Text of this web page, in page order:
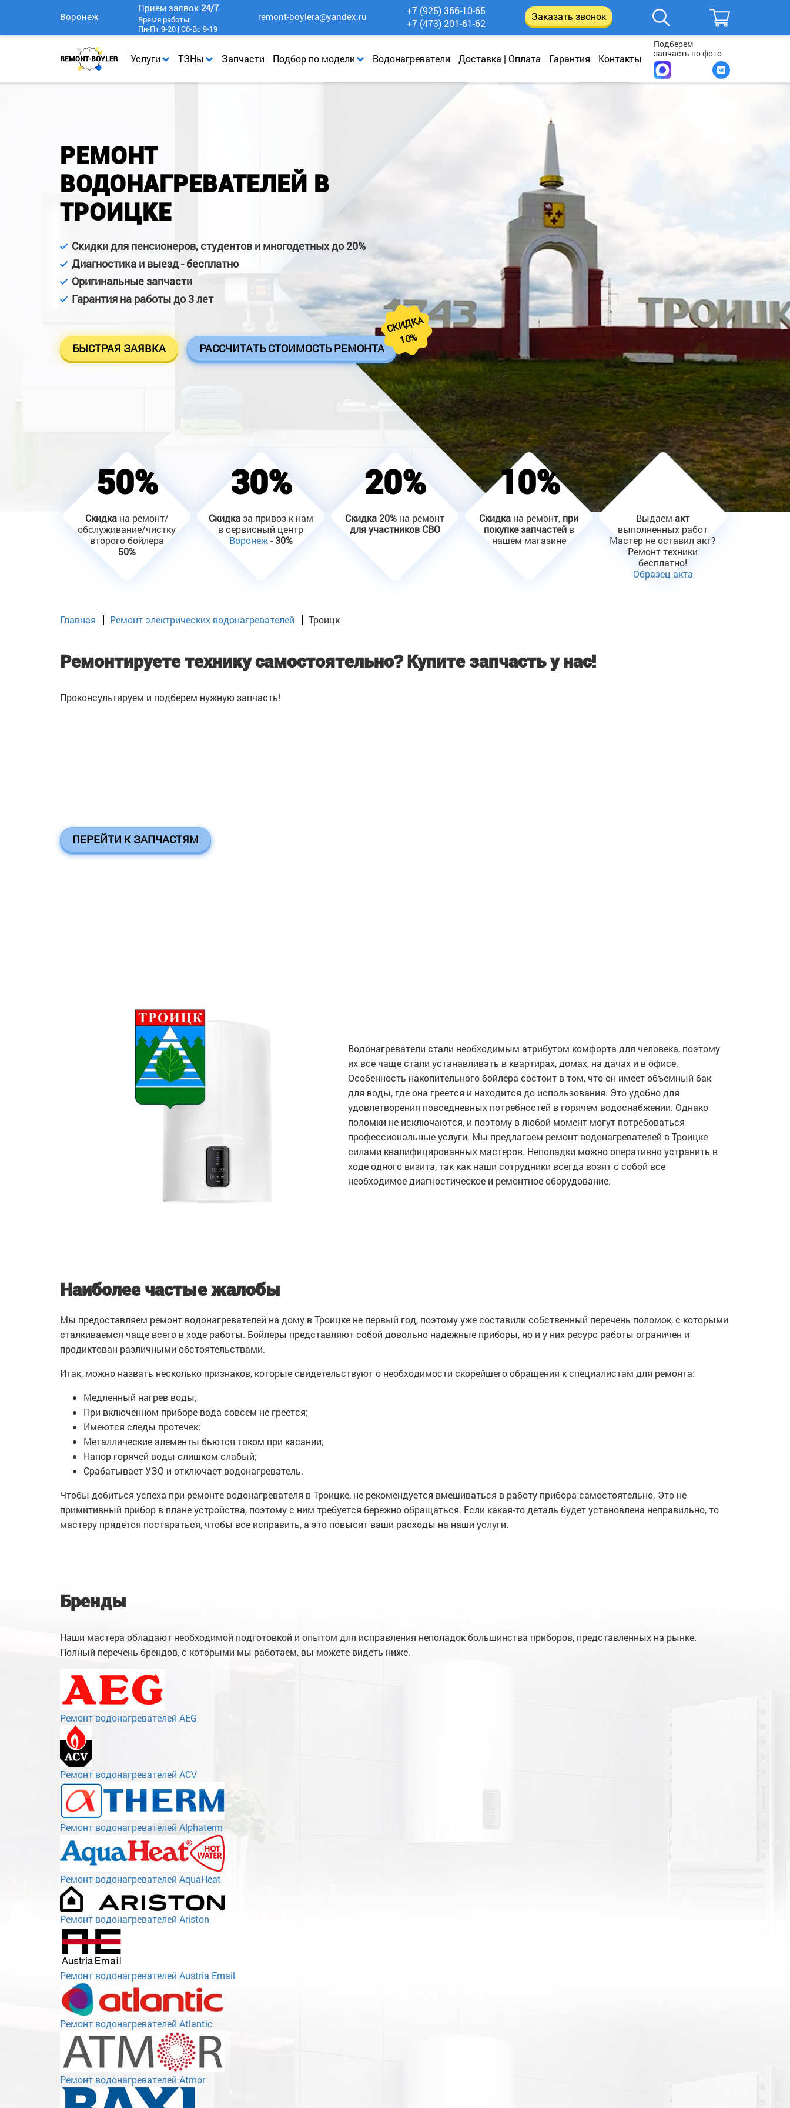
Услуги ТЭНы Запчасти Подбор по модели Водонагреватели Доставка | Оплата Гарантия Контакты
Подберем
запчасть по фото
Воронеж
Прием заявок 24/7
Время работы:
Пн-Пт 9-20 | Сб-Вс 9-19
remont-boylera@yandex.ru
+7 (925) 366-10-65
+7 (473) 201-61-62
Заказать звонок
РЕМОНТ
ВОДОНАГРЕВАТЕЛЕЙ В
ТРОИЦКЕ
Скидки для пенсионеров, студентов и многодетных до 20%
Диагностика и выезд - бесплатно
Оригинальные запчасти
Гарантия на работы до 3 лет
БЫСТРАЯ ЗАЯВКА РАССЧИТАТЬ СТОИМОСТЬ РЕМОНТА
СКИДКА
10%
50%
Скидкана ремонт/
обслуживание/чистку
второго бойлера
50%
30%
Скидказа привоз к нам
в сервисный центр
Воронеж-30%
20%
Скидка 20% на ремонт
для участников СВО
10%
Скидка на ремонт, при
покупке запчастейв
нашем магазине
Выдаемакт
выполненных работ
Мастер не оставил акт?
Ремонт техники
бесплатно!
Образец акта
Главная Ремонт электрических водонагревателей Троицк
Ремонтируете технику самостоятельно?Купите запчасть у нас!
Проконсультируем и подберем нужную запчасть!
ПЕРЕЙТИ К ЗАПЧАСТЯМ
Водонагреватели стали необходимым атрибутом комфорта для человека, поэтому
их все чаще стали устанавливать в квартирах, домах, на дачах и в офисе.
Особенность накопительного бойлера состоит в том, что он имеет объемный бак
для воды, где она греется и находится до использования. Это удобно для
удовлетворения повседневных потребностей в горячем водоснабжении. Однако
поломки не исключаются, и поэтому в любой момент могут потребоваться
профессиональные услуги. Мы предлагаем ремонт водонагревателей в Троицке
силами квалифицированных мастеров. Неполадки можно оперативно устранить в
ходе одного визита, так как наши сотрудники всегда возят с собой все
необходимое диагностическое и ремонтное оборудование.
Наиболее частые жалобы
Мы предоставляем ремонт водонагревателей на дому в Троицке не первый год, поэтому уже составили собственный перечень поломок, с которыми
сталкиваемся чаще всего в ходе работы. Бойлеры представляют собой довольно надежные приборы, но и у них ресурс работы ограничен и
продиктован различными обстоятельствами.
Итак, можно назвать несколько признаков, которые свидетельствуют о необходимости скорейшего обращения к специалистам для ремонта:
Медленный нагрев воды;
При включенном приборе вода совсем не греется;
Имеются следы протечек;
Металлические элементы бьются током при касании;
Напор горячей воды слишком слабый;
Срабатывает УЗО и отключает водонагреватель.
Чтобы добиться успеха при ремонте водонагревателя в Троицке, не рекомендуется вмешиваться в работу прибора самостоятельно. Это не
примитивный прибор в плане устройства, поэтому с ним требуется бережно обращаться. Если какая-то деталь будет установлена неправильно, то
мастеру придется постараться, чтобы все исправить, а это повысит ваши расходы на наши услуги.
Бренды
Наши мастера обладают необходимой подготовкой и опытом для исправления неполадок большинства приборов, представленных на рынке.
Полный перечень брендов, с которыми мы работаем, вы можете видеть ниже.
Ремонт водонагревателей AEG
Ремонт водонагревателей ACV
Ремонт водонагревателей Alphaterm
Ремонт водонагревателей AquaHeat
Ремонт водонагревателей Ariston
Ремонт водонагревателей Austria Email
Ремонт водонагревателей Atlantic
Ремонт водонагревателей Atmor